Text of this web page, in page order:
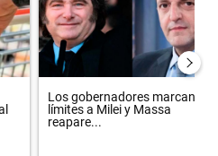
Los gobernadores marcan
límites a Milei y Massa
reapare...